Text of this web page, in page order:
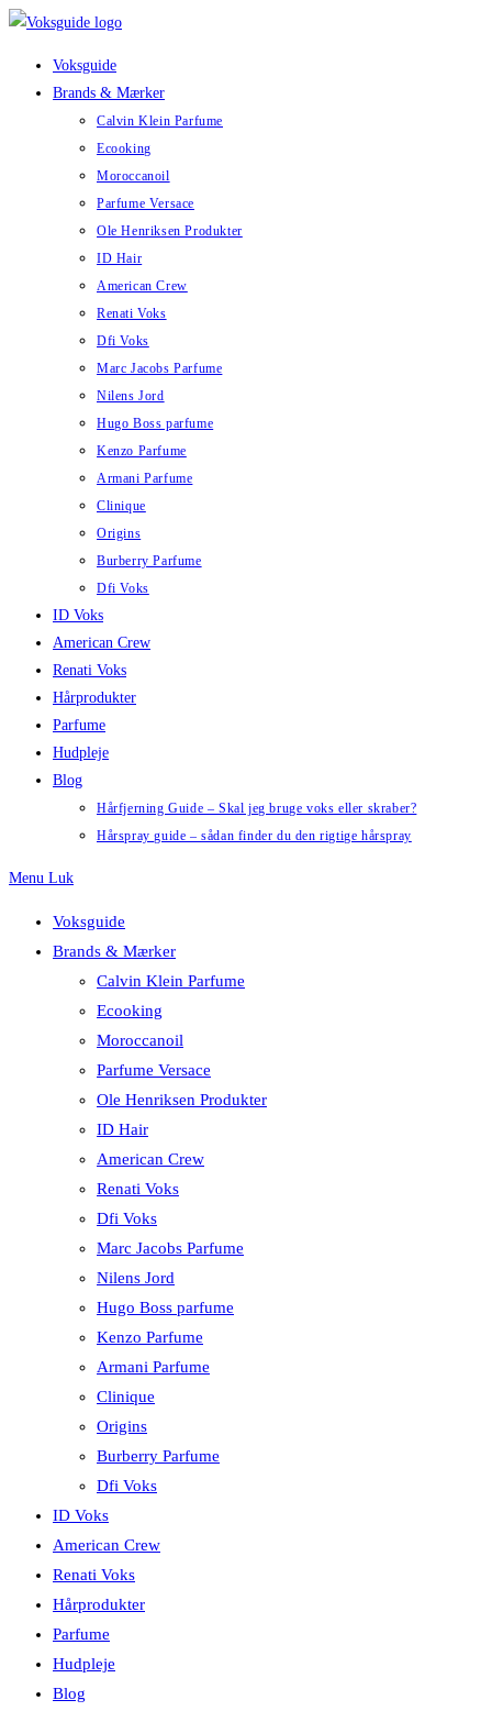
Skip
Voksguide
Brands & Mærker
Calvin Klein Parfume
Ecooking
Moroccanoil
Parfume Versace
Ole Henriksen Produkter
ID Hair
American Crew
Renati Voks
Dfi Voks
Marc Jacobs Parfume
Nilens Jord
Hugo Boss parfume
Kenzo Parfume
Armani Parfume
Clinique
Origins
Burberry Parfume
Dfi Voks
ID Voks
American Crew
Renati Voks
Hårprodukter
Parfume
Hudpleje
Blog
Hårfjerning Guide – Skal jeg bruge voks eller skraber?
Hårspray guide – sådan finder du den rigtige hårspray
Menu Luk
Voksguide
Brands & Mærker
Calvin Klein Parfume
Ecooking
Moroccanoil
Parfume Versace
Ole Henriksen Produkter
ID Hair
American Crew
Renati Voks
Dfi Voks
Marc Jacobs Parfume
Nilens Jord
Hugo Boss parfume
Kenzo Parfume
Armani Parfume
Clinique
Origins
Burberry Parfume
Dfi Voks
ID Voks
American Crew
Renati Voks
Hårprodukter
Parfume
Hudpleje
Blog